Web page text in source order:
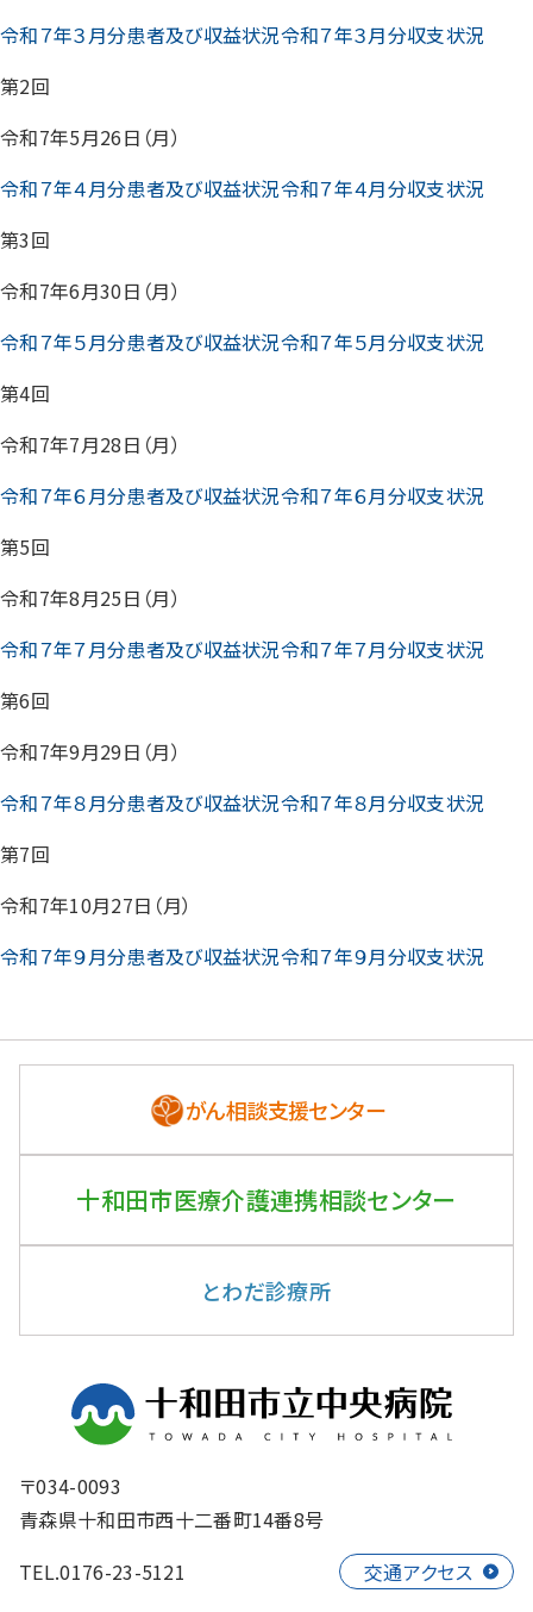
令和７年３月分患者及び収益状況令和７年３月分収支状況
第2回
令和7年5月26日（月）
令和７年４月分患者及び収益状況令和７年４月分収支状況
第3回
令和7年6月30日（月）
令和７年５月分患者及び収益状況令和７年５月分収支状況
第4回
令和7年7月28日（月）
令和７年６月分患者及び収益状況令和７年６月分収支状況
第5回
令和7年8月25日（月）
令和７年７月分患者及び収益状況令和７年７月分収支状況
第6回
令和7年9月29日（月）
令和７年８月分患者及び収益状況令和７年８月分収支状況
第7回
令和7年10月27日（月）
令和７年９月分患者及び収益状況令和７年９月分収支状況
がん相談支援センター
十和田市医療介護連携相談センター
とわだ診療所
〒034-0093
青森県十和田市西十二番町14番8号
TEL.0176-23-5121
交通アクセス